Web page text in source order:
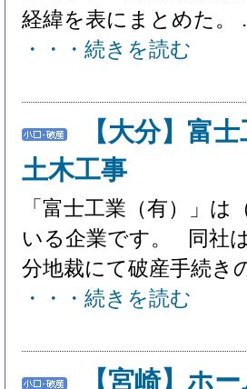
経緯を表にまとめた。
・・・続きを読む
【大分】富
土木工事
「富士工業（有）」
いる企業です。 同社
分地裁にて破産手続き
・・・続きを読む
【宮崎】ホ